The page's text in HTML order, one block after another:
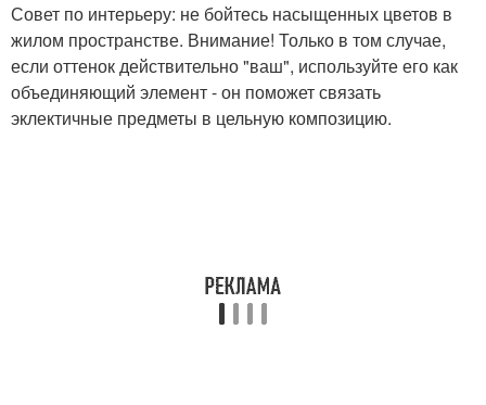
Совет по интерьеру: не бойтесь насыщенных цветов в
жилом пространстве. Внимание! Только в том случае,
если оттенок действительно "ваш", используйте его как
объединяющий элемент - он поможет связать
эклектичные предметы в цельную композицию.